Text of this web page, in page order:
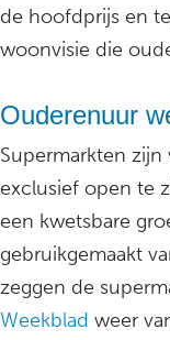
de hoofdprijs en
woonvisie die
Ouderenuur
Supermarkten
exclusief open te
een kwetsbare
gebruikgemaakt
zeggen de
Weekblad weer